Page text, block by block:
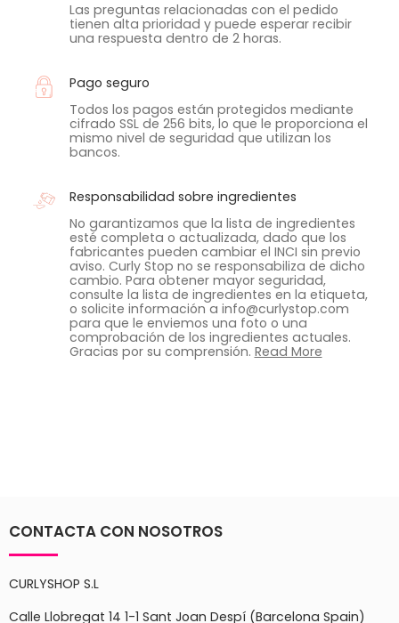
Las preguntas relacionadas con el pedido
tienen alta prioridad y puede esperar recibir
una respuesta dentro de 2 horas.
Pago seguro
Todos los pagos están protegidos mediante
cifrado SSL de 256 bits, lo que le proporciona el
mismo nivel de seguridad que utilizan los
bancos.
Responsabilidad sobre ingredientes
No garantizamos que la lista de ingredientes
esté completa o actualizada, dado que los
fabricantes pueden cambiar el INCI sin previo
aviso. Curly Stop no se responsabiliza de dicho
cambio. Para obtener mayor seguridad,
consulte la lista de ingredientes en la etiqueta,
o solicite información a info@curlystop.com
para que le enviemos una foto o una
comprobación de los ingredientes actuales.
Gracias por su comprensión. Read More
CONTACTA CON NOSOTROS
CURLYSHOP S.L
Calle Llobregat 14 1-1 Sant Joan Despí (Barcelona Spain)